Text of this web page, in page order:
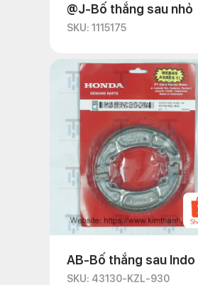
@J-Bố thắng sau nhỏ
SKU: 1115175
AB-Bố thắng sau Indo
SKU: 43130-KZL-930